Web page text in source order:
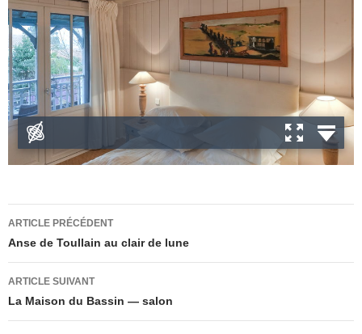
Navigation
des
articles
ARTICLE PRÉCÉDENT
Anse de Toullain au clair de lune
ARTICLE SUIVANT
La Maison du Bassin — salon